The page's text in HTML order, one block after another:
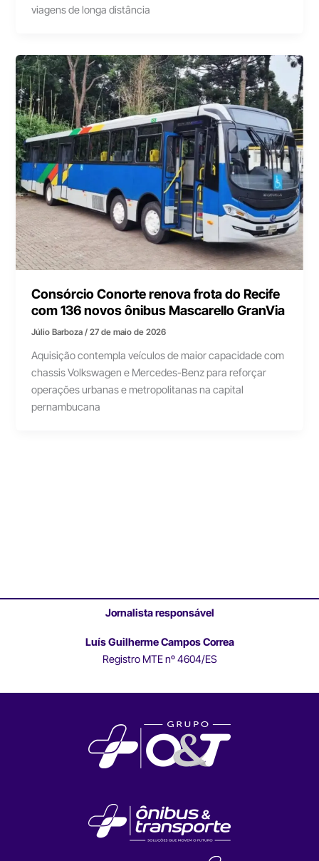
viagens de longa distância
Consórcio Conorte renova frota do Recife
com 136 novos ônibus Mascarello GranVia
Júlio Barboza/27 de maio de 2026
Aquisição contempla veículos de maior capacidade com
chassis Volkswagen e Mercedes-Benz para reforçar
operações urbanas e metropolitanas na capital
pernambucana
Jornalista responsável
Luís Guilherme Campos Correa
Registro MTE nº 4604/ES